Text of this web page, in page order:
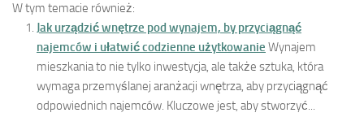
W tym temacie również:
Jak urządzić wnętrze pod wynajem, by przyciągnąć
najemców i ułatwić codzienne użytkowanie Wynajem
mieszkania to nie tylko inwestycja, ale także sztuka, która
wymaga przemyślanej aranżacji wnętrza, aby przyciągnąć
odpowiednich najemców. Kluczowe jest, aby stworzyć...